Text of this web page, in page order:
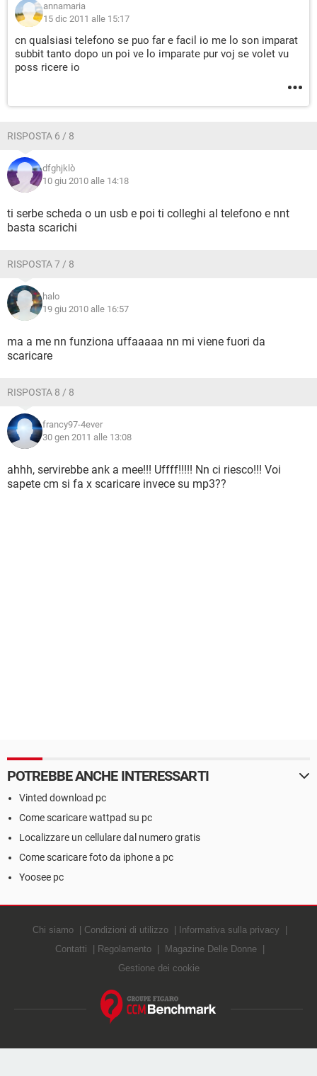
annamaria
15 dic 2011 alle 15:17
cn qualsiasi telefono se puo far e facil io me lo son imparat
subbit tanto dopo un poi ve lo imparate pur voj se volet vu
poss ricere io
RISPOSTA 6 / 8
dfghjklò
10 giu 2010 alle 14:18
ti serbe scheda o un usb e poi ti colleghi al telefono e nnt
basta scarichi
RISPOSTA 7 / 8
halo
19 giu 2010 alle 16:57
ma a me nn funziona uffaaaaa nn mi viene fuori da
scaricare
RISPOSTA 8 / 8
francy97-4ever
30 gen 2011 alle 13:08
ahhh, servirebbe ank a mee!!! Uffff!!!!! Nn ci riesco!!! Voi
sapete cm si fa x scaricare invece su mp3??
POTREBBE ANCHE INTERESSARTI
Vinted download pc
Come scaricare wattpad su pc
Localizzare un cellulare dal numero gratis
Come scaricare foto da iphone a pc
Yoosee pc
Chi siamo Condizioni di utilizzo
Informativa sulla privacy
Contatti
Regolamento
Magazine Delle Donne
Gestione dei cookie